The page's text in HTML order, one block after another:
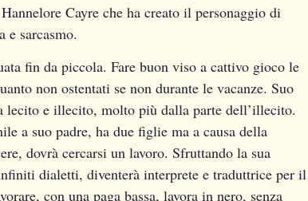
Cayre che ha creato il personaggio di
sarcasmo.
fin da piccola. Fare buon viso a cattivo gioco le
non ostentati se non durante le vacanze. Suo
lecito e illecito, molto più dalla parte dell’illecito.
a suo padre, ha due figlie ma a causa della
dovrà cercarsi un lavoro. Sfruttando la sua
dialetti, diventerà interprete e traduttrice per il
con una paga bassa, lavora in nero, senza